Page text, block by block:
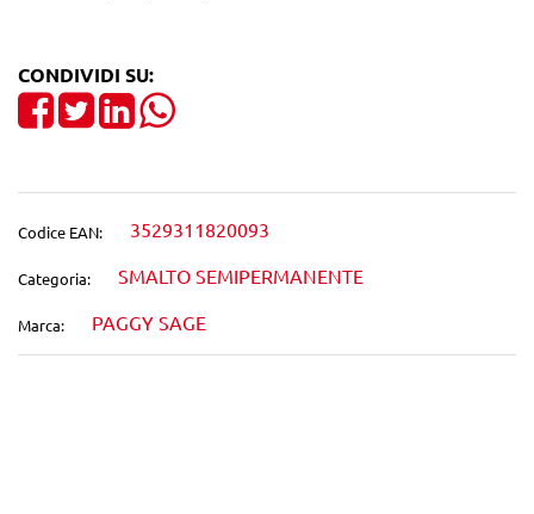
CONDIVIDI SU:
Share on Facebook
TweetShare on LinkedIn
Codice EAN: 3529311820093
Categoria: SMALTO SEMIPERMANENTE
Marca: PAGGY SAGE